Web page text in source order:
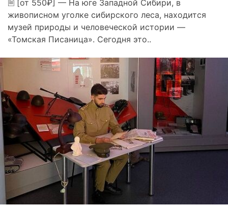
🗎 [от 550₽] — На юге Западной Сибири, в
живописном уголке сибирского леса, находится
музей природы и человеческой истории —
«Томская Писаница». Сегодня это..